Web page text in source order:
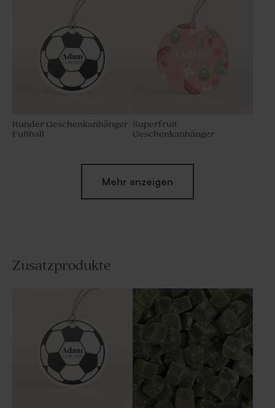
Runder Geschenkanhänger
Fußball
Superfruit
Geschenkanhänger
Aufkleber Prinzessin | rund
Runder Geschenkanhänger |
Goldfolie
Mehr anzeigen
Zusatzprodukte